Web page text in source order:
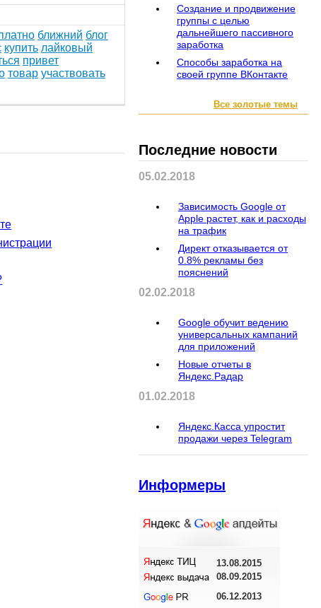
ближний блог
купить лайковый
привет
товар участвовать
Создание и продвижение
группы с целью
дальнейшего пассивного
заработка
Способы заработка на
своей группе ВКонтакте
Все золотые темы
Последние новости
05.02.2018
Зависимость Google от
Apple растет, как и расходы
на трафик
Директ отказывается от
0.8% рекламы без
пояснений
02.02.2018
Google обучит ведению
универсальных кампаний
для приложений
Новые отчеты в
Яндекс.Радар
01.02.2018
Яндекс.Касса упростит
продажи через Telegram
Информеры
13.08.2015
08.09.2015
06.12.2013